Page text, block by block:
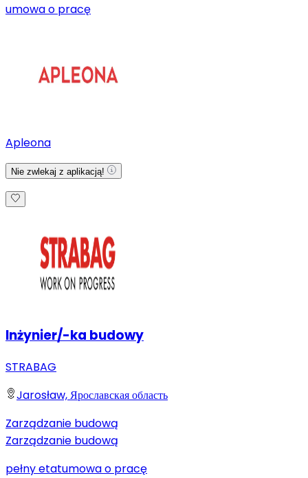
umowa o pracę
Apleona
Nie zwlekaj z aplikacją!
Inżynier/-ka budowy
STRABAG
Jarosław, Ярославская область
Zarządzanie budową
Zarządzanie budową
pełny etatumowa o pracę